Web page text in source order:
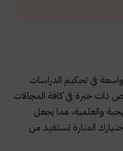
في تحكيم الدراسات
ذات خبرة في كافة المجالات
والعلمية، مما يجعل
المنارة تستفيد من